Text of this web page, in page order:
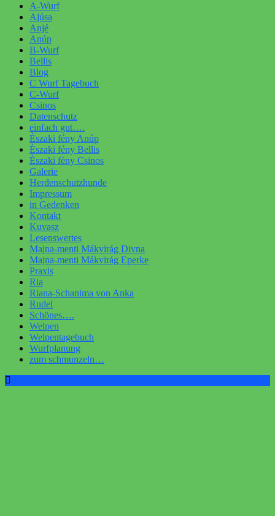
A-Wurf
Ajúsa
Anjé
Anúp
B-Wurf
Bellis
Blog
C Wurf Tagebuch
C-Wurf
Csinos
Datenschutz
einfach gut….
Èszaki fény Anúp
Èszaki fény Bellis
Èszaki fèny Csinos
Galerie
Herdenschutzhunde
Impressum
in Gedenken
Kontakt
Kuvasz
Lesenswertes
Majna-menti Mákvirág Divna
Majna-menti Mákvirág Eperke
Praxis
Ria
Riana-Schanima von Anka
Rudel
Schönes….
Welpen
Welpentagebuch
Wurfplanung
zum schmunzeln…